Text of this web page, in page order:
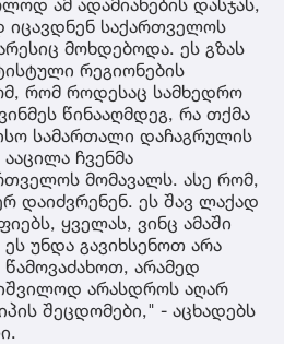
საქართველოს
მოხდებოდა. ეს გზას
რეგიონების
რომ როდესაც სამხედრო
წინააღმდეგ, რა თქმა
სამართალი დაჩაგრულის
ჩვენმა
მომავალს. ასე რომ,
დაიძვრენენ. ეს შავ ლაქად
ყველას, ვინც ამაში
უნდა გავიხსენოთ არა
არამედ
არასდროს აღარ
შეცდომები," - აცხადებს